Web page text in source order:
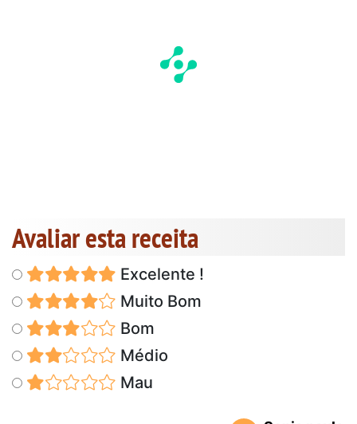
Avaliar esta receita
Excelente !
Muito Bom
Bom
Médio
Mau